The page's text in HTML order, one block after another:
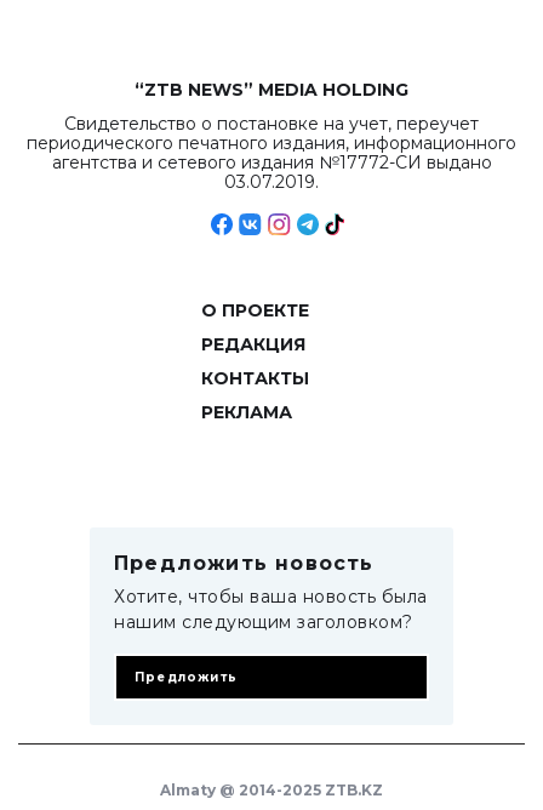
“ZTB NEWS” MEDIA HOLDING
Свидетельство о постановке на учет, переучет
периодического печатного издания, информационного
агентства и сетевого издания №17772-СИ выдано
03.07.2019.
О ПРОЕКТЕ
РЕДАКЦИЯ
КОНТАКТЫ
РЕКЛАМА
Предложить новость
Хотите, чтобы ваша новость была
нашим следующим заголовком?
Предложить
Almaty @ 2014-2025 ZTB.KZ